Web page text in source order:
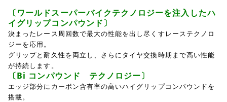
〔ワールドスーパーバイクテクノロジーを注入したハ
イグリップコンパウンド〕
決まったレース周回数で最大の性能を出し尽くすレーステクノロ
ジーを応用。
グリップと耐久性を両立し、さらにタイヤ交換時期まで高い性能
が持続します。
〔Bi コンパウンド テクノロジー〕
エッジ部分にカーボン含有率の高いハイグリップコンパウンドを
搭載。